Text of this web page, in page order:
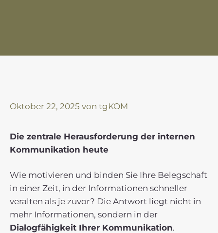
Oktober 22, 2025 von tgKOM
Die zentrale Herausforderung der internen
Kommunikation heute
Wie motivieren und binden Sie Ihre Belegschaft
in einer Zeit, in der Informationen schneller
veralten als je zuvor? Die Antwort liegt nicht in
mehr Informationen, sondern in der
Dialogfähigkeit Ihrer Kommunikation.